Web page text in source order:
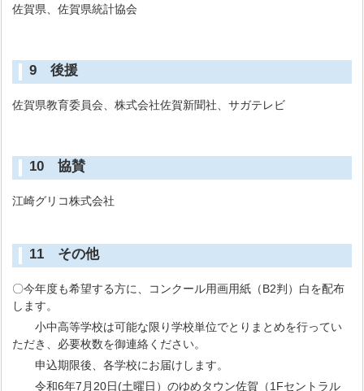
佐賀県、佐賀県統計協会
9 後援
佐賀県教育委員会、株式会社佐賀新聞社、サガテレビ
10 協賛
江崎グリコ株式会社
11 その他
〇今年度も希望する方に、コンクール用画用紙（B2判）白を配布
します。
小中高等学校は可能な限り学校単位でとりまとめを行ってい
ただき、必要枚数を御連絡ください。
申込期限後、各学校にお届けします。
令和6年7月20日(土曜日）のゆめタウン佐賀（1Fセントラル